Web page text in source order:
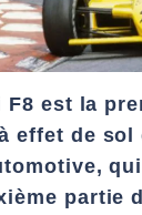
est la
effet de sol
partie